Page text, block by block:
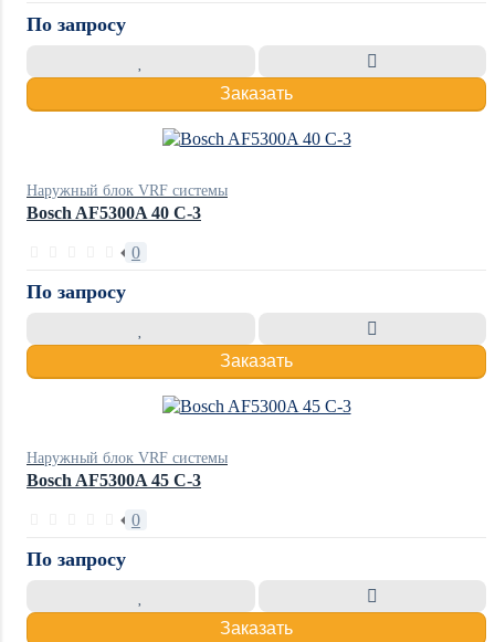
По запросу
Заказать
Наружный блок VRF системы
Bosch AF5300A 40 C-3
0
По запросу
Заказать
Наружный блок VRF системы
Bosch AF5300A 45 C-3
0
По запросу
Заказать